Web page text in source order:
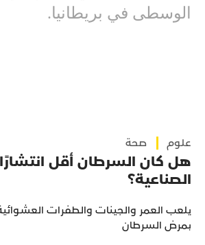
الوسطى في بريطانيا.
علوم صحة
هل كان السرطان أقل
الصناعية؟
يلعب العمر والجينات والطفرات
بمرض السرطان